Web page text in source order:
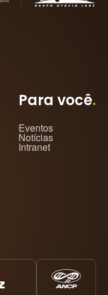
Para você.
Eventos
Notícias
Intranet